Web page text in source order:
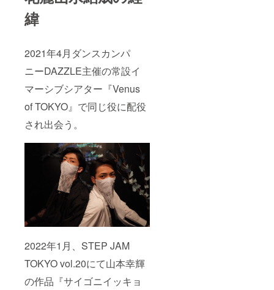
緯
2021年4月ダンスカンパ
ニーDAZZLE主催の常設イ
マーシブシアター『Venus
of TOKYO』で同じ役に配役
され出会う。
2022年1月、STEP JAM
TOKYO vol.20にて山本幸輝
の作品『サイゴニイッキョ